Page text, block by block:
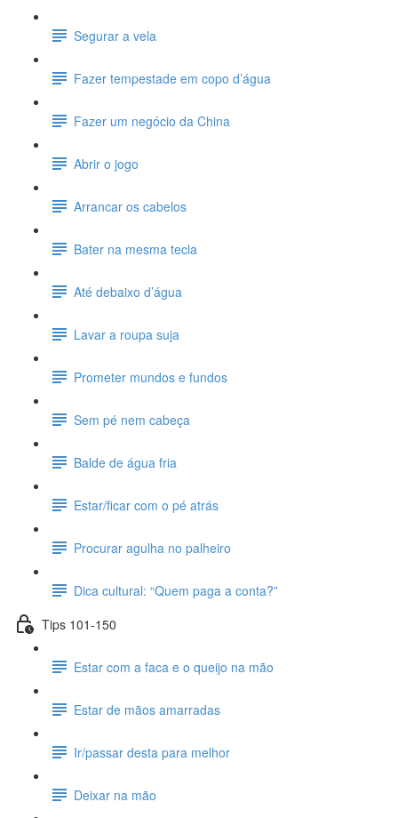
Segurar a vela
Fazer tempestade em copo d’água
Fazer um negócio da China
Abrir o jogo
Arrancar os cabelos
Bater na mesma tecla
Até debaixo d’água
Lavar a roupa suja
Prometer mundos e fundos
Sem pé nem cabeça
Balde de água fria
Estar/ficar com o pé atrás
Procurar agulha no palheiro
Dica cultural: “Quem paga a conta?”
Tips 101-150
Estar com a faca e o queijo na mão
Estar de mãos amarradas
Ir/passar desta para melhor
Deixar na mão